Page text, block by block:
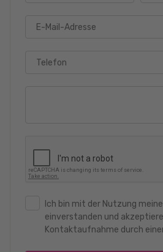
E-Mail-Adresse
Telefon
Ich bin mit der Nutzung
einverstanden und
Kontaktaufnahme durch